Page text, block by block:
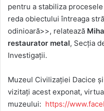
pentru a stabiliza
reda obiectului întreaga
odinioară>>, relatează
restaurator metal, Secția
Investigaţii.
Muzeul Civilizaţiei Dacice
vizitați acest exponat,
muzeului: https://